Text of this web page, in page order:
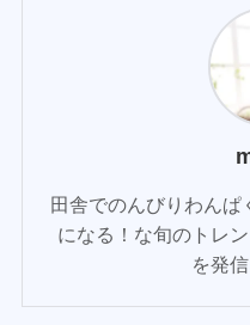
田舎でのんびりわんぱ
になる！な旬のトレ
を発